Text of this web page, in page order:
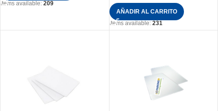
Items available: 209
AÑADIR AL CARRITO
Items available: 231